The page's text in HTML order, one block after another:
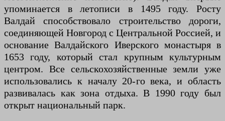
упоминается в летописи в 1495 году. Росту
Валдай способствовало строительство дороги,
соединяющей Новгород с Центральной Россией, и
основание Валдайского Иверского монастыря в
1653 году, который стал крупным культурным
центром. Все сельскохозяйственные земли уже
использовались к началу 20-го века, и область
развивалась как зона отдыха. В 1990 году был
открыт национальный парк.